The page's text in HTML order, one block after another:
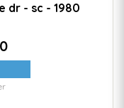
dr - sc - 1980